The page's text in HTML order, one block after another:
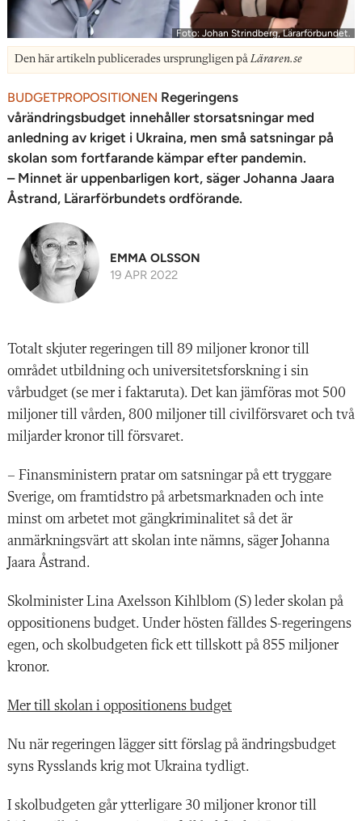
Foto: Johan Strindberg, Lärarförbundet.
Den här artikeln publicerades ursprungligen påLäraren.se
BUDGETPROPOSITIONEN Regeringens
vårändringsbudget innehåller storsatsningar med
anledning av kriget i Ukraina, men små satsningar på
skolan som fortfarande kämpar efter pandemin.
– Minnet är uppenbarligen kort, säger Johanna Jaara
Åstrand, Lärarförbundets ordförande.
EMMA OLSSON
19 APR 2022
Totalt skjuter regeringen till 89 miljoner kronor till
området utbildning och universitetsforskning i sin
vårbudget (se mer i faktaruta). Det kan jämföras mot 500
miljoner till vården, 800 miljoner till civilförsvaret och två
miljarder kronor till försvaret.
– Finansministern pratar om satsningar på ett tryggare
Sverige, om framtidstro på arbetsmarknaden och inte
minst om arbetet mot gängkriminalitet så det är
anmärkningsvärt att skolan inte nämns, säger Johanna
Jaara Åstrand.
Skolminister Lina Axelsson Kihlblom (S) leder skolan på
oppositionens budget. Under hösten fälldes S-regeringens
egen, och skolbudgeten fick ett tillskott på 855 miljoner
kronor.
Mer till skolan i oppositionens budget
Nu när regeringen lägger sitt förslag på ändringsbudget
syns Rysslands krig mot Ukraina tydligt.
I skolbudgeten går ytterligare 30 miljoner kronor till